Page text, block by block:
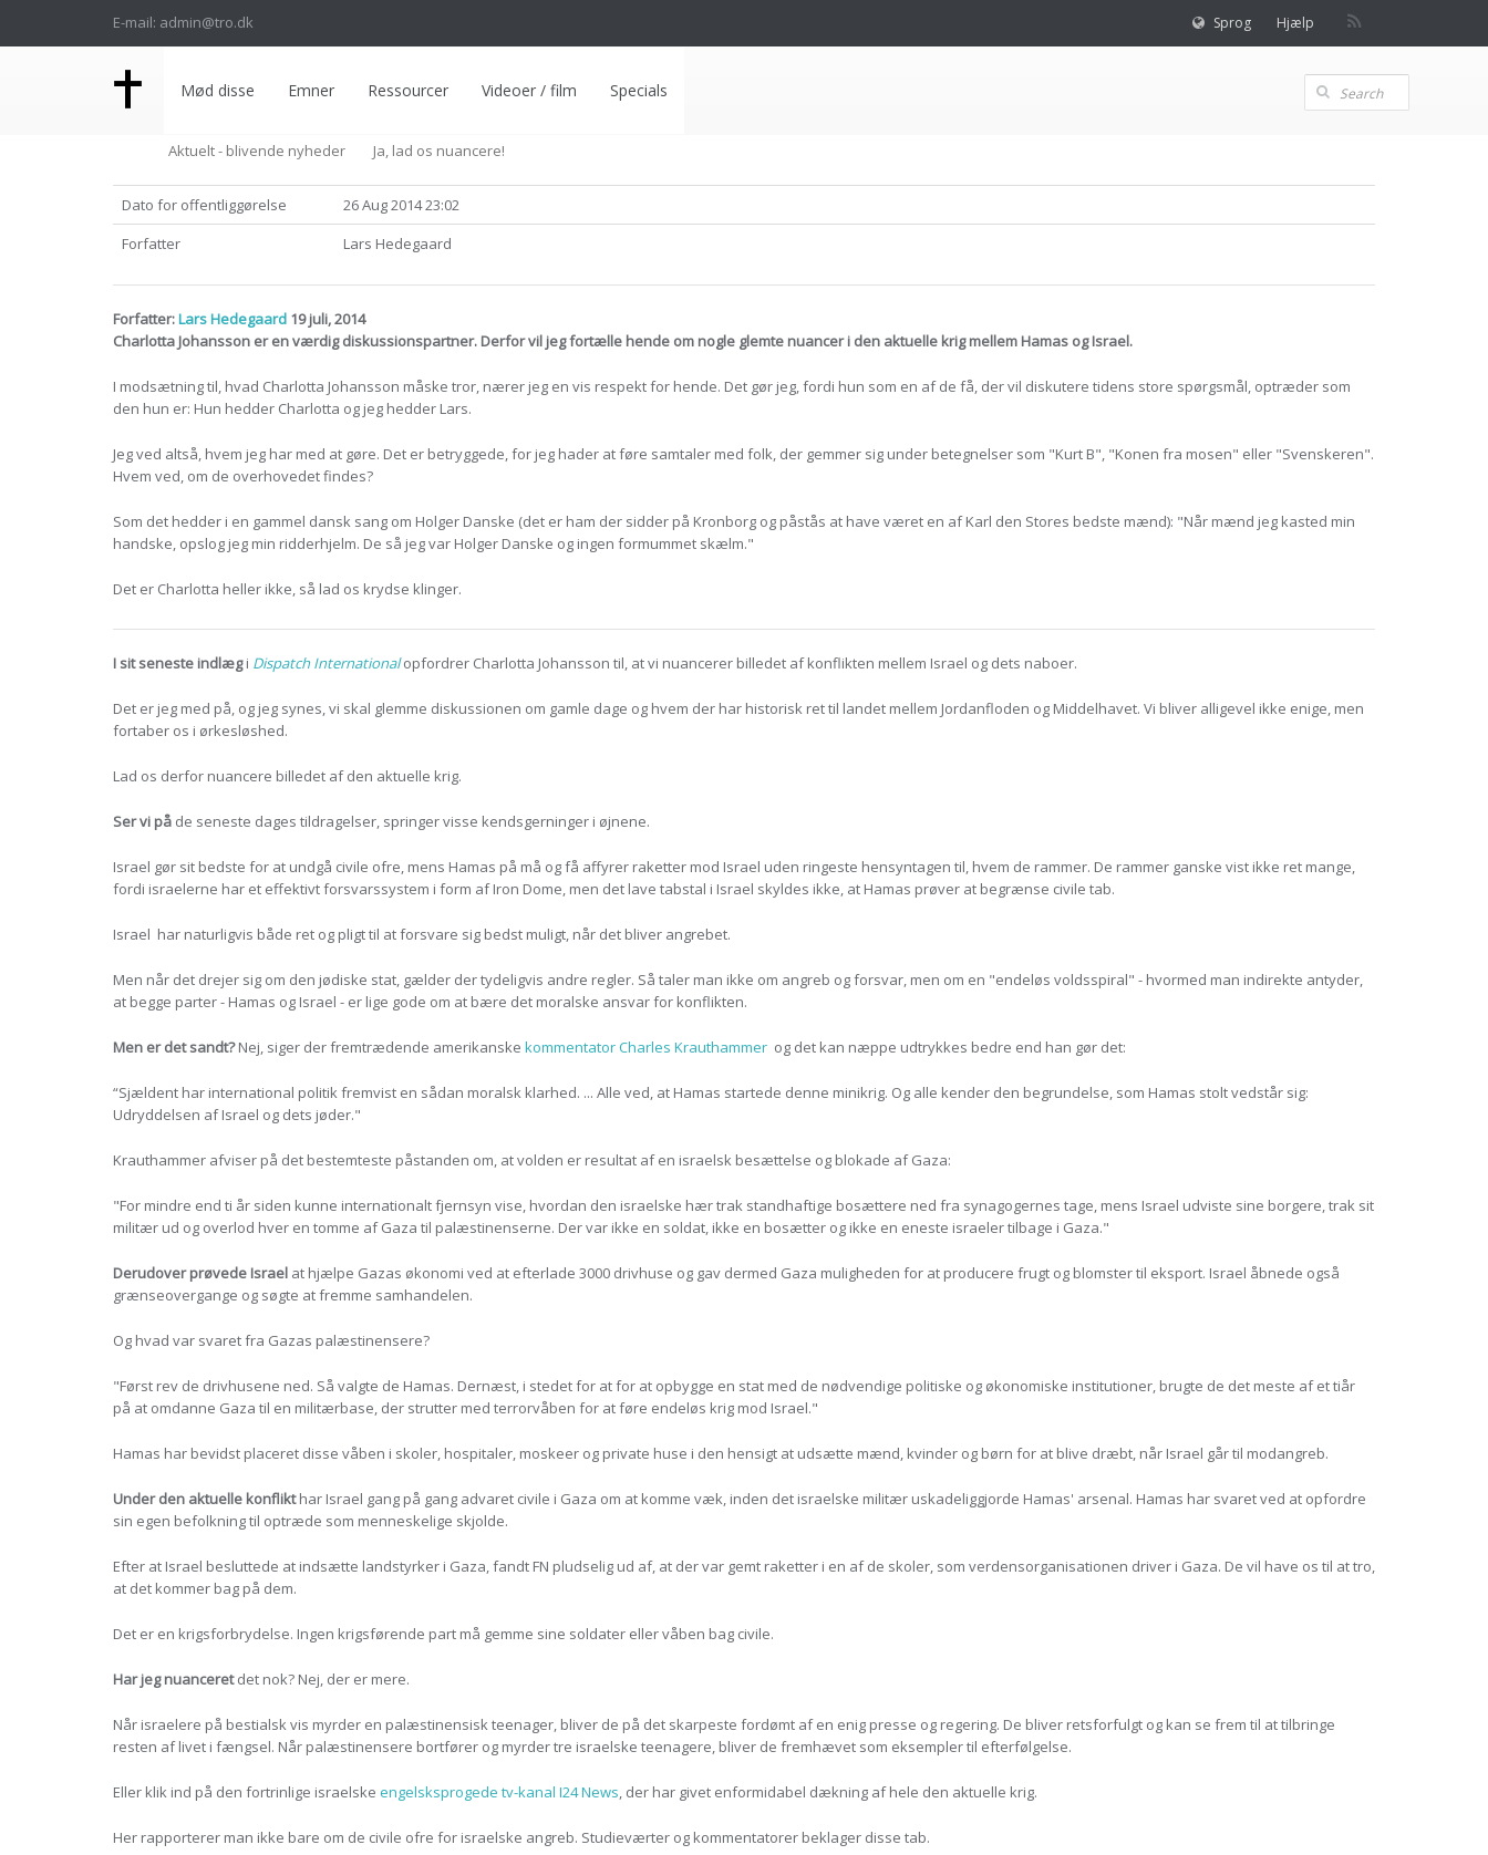
E-mail: admin@tro.dk Sprog Hjælp
Mød disse Emner Ressourcer Videoer / film Specials
Aktuelt - blivende nyheder Ja, lad os nuancere!
Dato for offentliggørelse
26 Aug 2014 23:02
Forfatter
Lars Hedegaard
Forfatter:Lars Hedegaard 19 juli, 2014
Charlotta Johansson er en værdig diskussionspartner. Derfor vil jeg fortælle hende om nogle glemte nuancer i den aktuelle krig mellem Hamas og Israel.
I modsætning til, hvad Charlotta Johansson måske tror, nærer jeg en vis respekt for hende. Det gør jeg, fordi hun som en af de få, der vil diskutere tidens store spørgsmål, optræder som
den hun er: Hun hedder Charlotta og jeg hedder Lars.
Jeg ved altså, hvem jeg har med at gøre. Det er betryggede, for jeg hader at føre samtaler med folk, der gemmer sig under betegnelser som "Kurt B", "Konen fra mosen" eller "Svenskeren".
Hvem ved, om de overhovedet findes?
Som det hedder i en gammel dansk sang om Holger Danske (det er ham der sidder på Kronborg og påstås at have været en af Karl den Stores bedste mænd): "Når mænd jeg kasted min
handske, opslog jeg min ridderhjelm. De så jeg var Holger Danske og ingen formummet skælm."
Det er Charlotta heller ikke, så lad os krydse klinger.
I sit seneste indlægi Dispatch International opfordrer Charlotta Johansson til, at vi nuancerer billedet af konflikten mellem Israel og dets naboer.
Det er jeg med på, og jeg synes, vi skal glemme diskussionen om gamle dage og hvem der har historisk ret til landet mellem Jordanfloden og Middelhavet. Vi bliver alligevel ikke enige, men
fortaber os i ørkesløshed.
Lad os derfor nuancere billedet af den aktuelle krig.
Ser vi på de seneste dages tildragelser, springer visse kendsgerninger i øjnene.
Israel gør sit bedste for at undgå civile ofre, mens Hamas på må og få affyrer raketter mod Israel uden ringeste hensyntagen til, hvem de rammer. De rammer ganske vist ikke ret mange,
fordi israelerne har et effektivt forsvarssystem i form af Iron Dome, men det lave tabstal i Israel skyldes ikke, at Hamas prøver at begrænse civile tab.
Israel har naturligvis både ret og pligt til at forsvare sig bedst muligt, når det bliver angrebet.
Men når det drejer sig om den jødiske stat, gælder der tydeligvis andre regler. Så taler man ikke om angreb og forsvar, men om en "endeløs voldsspiral" - hvormed man indirekte antyder,
at begge parter - Hamas og Israel - er lige gode om at bære det moralske ansvar for konflikten.
Men er det sandt?Nej, siger der fremtrædende amerikanske kommentator Charles Krauthammer og det kan næppe udtrykkes bedre end han gør det:
“Sjældent har international politik fremvist en sådan moralsk klarhed. ... Alle ved, at Hamas startede denne minikrig. Og alle kender den begrundelse, som Hamas stolt vedstår sig:
Udryddelsen af Israel og dets jøder."
Krauthammer afviser på det bestemteste påstanden om, at volden er resultat af en israelsk besættelse og blokade af Gaza:
"For mindre end ti år siden kunne internationalt fjernsyn vise, hvordan den israelske hær trak standhaftige bosættere ned fra synagogernes tage, mens Israel udviste sine borgere, trak sit
militær ud og overlod hver en tomme af Gaza til palæstinenserne. Der var ikke en soldat, ikke en bosætter og ikke en eneste israeler tilbage i Gaza."
Derudover prøvede Israel at hjælpe Gazas økonomi ved at efterlade 3000 drivhuse og gav dermed Gaza muligheden for at producere frugt og blomster til eksport. Israel åbnede også
grænseovergange og søgte at fremme samhandelen.
Og hvad var svaret fra Gazas palæstinensere?
"Først rev de drivhusene ned. Så valgte de Hamas. Dernæst, i stedet for at for at opbygge en stat med de nødvendige politiske og økonomiske institutioner, brugte de det meste af et tiår
på at omdanne Gaza til en militærbase, der strutter med terrorvåben for at føre endeløs krig mod Israel."
Hamas har bevidst placeret disse våben i skoler, hospitaler, moskeer og private huse i den hensigt at udsætte mænd, kvinder og børn for at blive dræbt, når Israel går til modangreb.
Under den aktuelle konflikthar Israel gang på gang advaret civile i Gaza om at komme væk, inden det israelske militær uskadeliggjorde Hamas' arsenal. Hamas har svaret ved at opfordre
sin egen befolkning til optræde som menneskelige skjolde.
Efter at Israel besluttede at indsætte landstyrker i Gaza, fandt FN pludselig ud af, at der var gemt raketter i en af de skoler, som verdensorganisationen driver i Gaza. De vil have os til at tro,
at det kommer bag på dem.
Det er en krigsforbrydelse. Ingen krigsførende part må gemme sine soldater eller våben bag civile.
Har jeg nuanceretdet nok? Nej, der er mere.
Når israelere på bestialsk vis myrder en palæstinensisk teenager, bliver de på det skarpeste fordømt af en enig presse og regering. De bliver retsforfulgt og kan se frem til at tilbringe
resten af livet i fængsel. Når palæstinensere bortfører og myrder tre israelske teenagere, bliver de fremhævet som eksempler til efterfølgelse.
Eller klik ind på den fortrinlige israelske engelsksprogede tv-kanal I24 News, der har givet enformidabel dækning af hele den aktuelle krig.
Her rapporterer man ikke bare om de civile ofre for israelske angreb. Studieværter og kommentatorer beklager disse tab.